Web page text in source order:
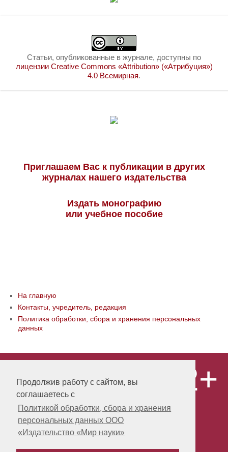
Продолжив работу с сайтом, вы
соглашаетесь с
Политикой обработки, сбора и хранения
персональных данных ООО
«Издательство «Мир науки»
Статьи, опубликованные в журнале, доступны по
лицензии Creative Commons «Attribution» («Атрибуция»)
4.0 Всемирная.
Приглашаем Вас к публикации в других
журналах нашего издательства
Издать монографию
или учебное пособие
На главную
Контакты, учредитель, редакция
Политика обработки, сбора и хранения персональных
данных
«Publishing company «World of science»,
LLC Материалы, размещенные на сайте,
охраняются Законом о защите авторских
прав. Публикация любых материалов
этого сайта запрещена без
предварительного согласования с
издательством. Авторские права на
публикации принадлежат их авторам.
12+